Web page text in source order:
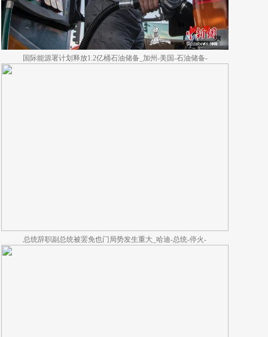
国际能源署计划释放1.2亿桶石油储备_加州-美国-石油储备-
总统辞职副总统被罢免也门局势发生重大_哈迪-总统-停火-